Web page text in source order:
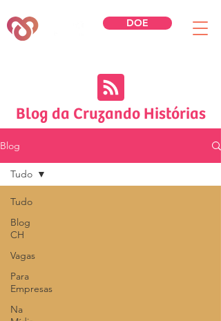
DOE
Blog da Cruzando Histórias
Blog
Tudo
Blog
CH
Vagas
Para
Empresas
Na
Tudo